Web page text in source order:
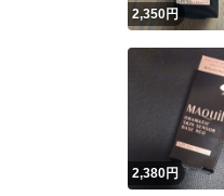
2,350円
2,380円